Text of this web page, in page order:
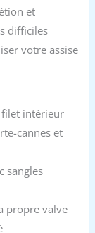
et
difficiles
votre assise
filet intérieur
cannes et
sangles
propre valve